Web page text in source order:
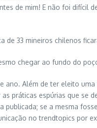
de mim! E não foi difícil
33 mineiros chilenos
chegar ao fundo do
ano. Além de ter eleito
práticas espúrias que se
se a mesma
no trendtopics por